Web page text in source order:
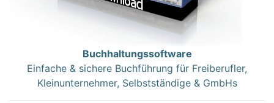
Buchhaltungssoftware
Einfache & sichere Buchführung für Freiberufler,
Kleinunternehmer, Selbstständige & GmbHs